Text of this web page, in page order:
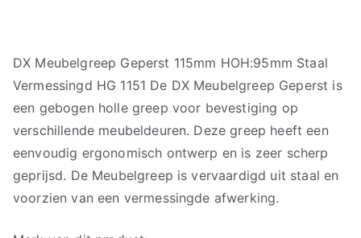
DX Meubelgreep Geperst 115mm HOH:95mm Staal
Vermessingd HG 1151 De DX Meubelgreep Geperst is
een gebogen holle greep voor bevestiging op
verschillende meubeldeuren. Deze greep heeft een
eenvoudig ergonomisch ontwerp en is zeer scherp
geprijsd. De Meubelgreep is vervaardigd uit staal en
voorzien van een vermessingde afwerking.